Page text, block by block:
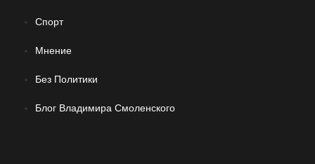
Спорт
Мнение
Без Политики
Блог Владимира Смоленского